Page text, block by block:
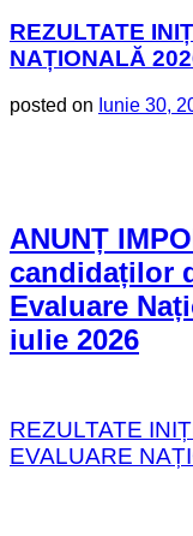
REZULTATE
NAȚIONALĂ
posted on Iunie 30,
ANUNȚ
candidaților
Evaluare
iulie 2026
REZULTATE
EVALUARE